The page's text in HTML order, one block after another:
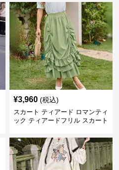
¥3,960 (税込)
スカート ティアード ロマンティ
ック ティアードフリル スカート